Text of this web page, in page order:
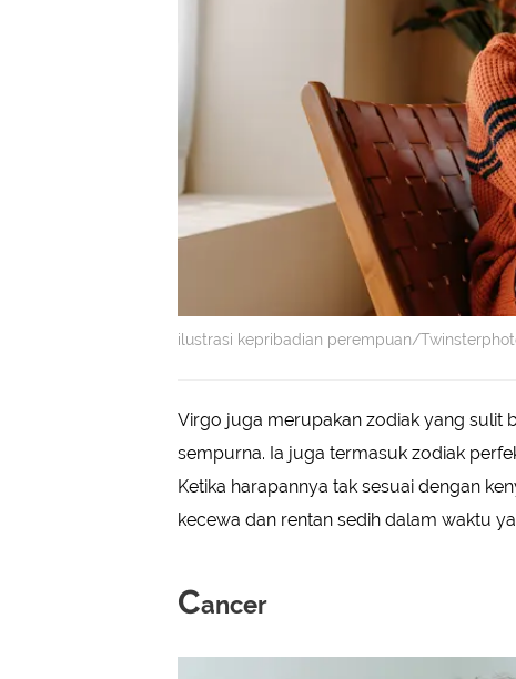
ilustrasi kepribadian perempuan/
Virgo juga merupakan zodiak yang sulit
sempurna. Ia juga termasuk zodiak
Ketika harapannya tak sesuai dengan
kecewa dan rentan sedih dalam waktu
Cancer